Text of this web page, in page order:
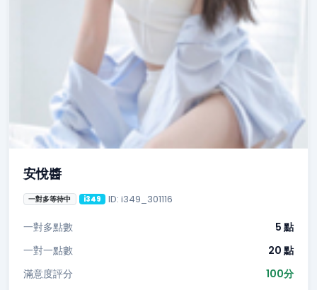
安悅醬
一對多等待中 i349 ID: i349_301116
一對多點數
5 點
一對一點數
20 點
滿意度評分
100分